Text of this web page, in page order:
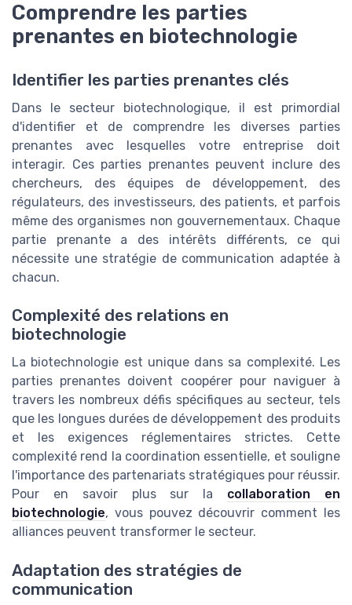
Comprendre les parties
prenantes en biotechnologie
Identifier les parties prenantes clés
Dans le secteur biotechnologique, il est primordial
d'identifier et de comprendre les diverses parties
prenantes avec lesquelles votre entreprise doit
interagir. Ces parties prenantes peuvent inclure des
chercheurs, des équipes de développement, des
régulateurs, des investisseurs, des patients, et parfois
même des organismes non gouvernementaux. Chaque
partie prenante a des intérêts différents, ce qui
nécessite une stratégie de communication adaptée à
chacun.
Complexité des relations en
biotechnologie
La biotechnologie est unique dans sa complexité. Les
parties prenantes doivent coopérer pour naviguer à
travers les nombreux défis spécifiques au secteur, tels
que les longues durées de développement des produits
et les exigences réglementaires strictes. Cette
complexité rend la coordination essentielle, et souligne
l'importance des partenariats stratégiques pour réussir.
Pour en savoir plus sur la collaboration en
biotechnologie, vous pouvez découvrir comment les
alliances peuvent transformer le secteur.
Adaptation des stratégies de
communication